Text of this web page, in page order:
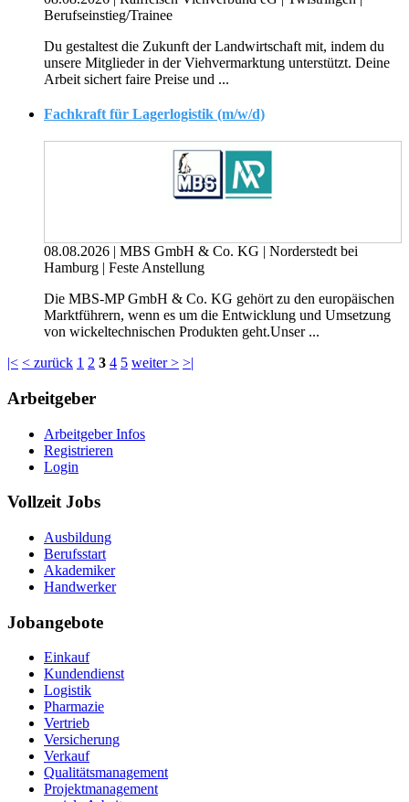
Berufseinstieg/Trainee
Du gestaltest die Zukunft der Landwirtschaft mit, indem du
unsere Mitglieder in der Viehvermarktung unterstützt. Deine
Arbeit sichert faire Preise und ...
Fachkraft für Lagerlogistik (m/w/d)
08.08.2026 | MBS GmbH & Co. KG | Norderstedt bei
Hamburg | Feste Anstellung
Die MBS-MP GmbH & Co. KG gehört zu den europäischen
Marktführern, wenn es um die Entwicklung und Umsetzung
von wickeltechnischen Produkten geht.Unser ...
|< < zurück 1 2 3 4 5 weiter > >|
Arbeitgeber
Arbeitgeber Infos
Registrieren
Login
Vollzeit Jobs
Ausbildung
Berufsstart
Akademiker
Handwerker
Jobangebote
Einkauf
Kundendienst
Logistik
Pharmazie
Vertrieb
Versicherung
Verkauf
Qualitätsmanagement
Projektmanagement